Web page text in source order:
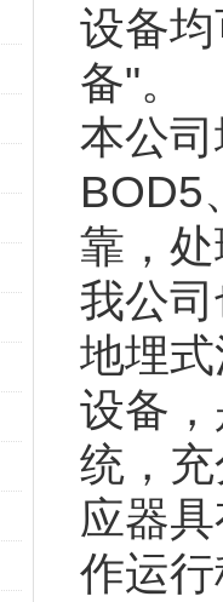
设备
备"。
本公
BOD5
靠，
我公
地埋
设备
统，
应器
作运